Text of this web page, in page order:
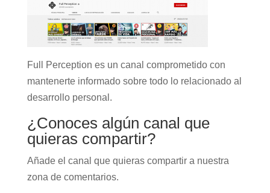
Full Perception es un canal comprometido con
mantenerte informado sobre todo lo relacionado al
desarrollo personal.
¿Conoces algún canal que
quieras compartir?
Añade el canal que quieras compartir a nuestra
zona de comentarios.